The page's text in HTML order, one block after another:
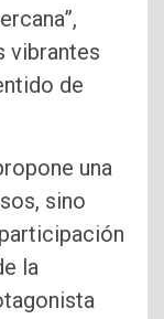
vibrantes
de
una
sino
la